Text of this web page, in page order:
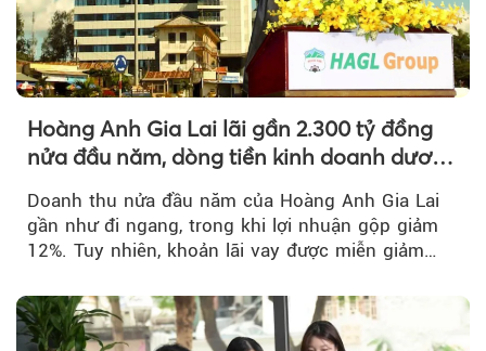
Hoàng Anh Gia Lai lãi gần 2.300 tỷ đồng
nửa đầu năm, dòng tiền kinh doanh dương
Doanh thu nửa đầu năm của Hoàng Anh Gia Lai
gần như đi ngang, trong khi lợi nhuận gộp giảm
12%. Tuy nhiên, khoản lãi vay được miễn giảm